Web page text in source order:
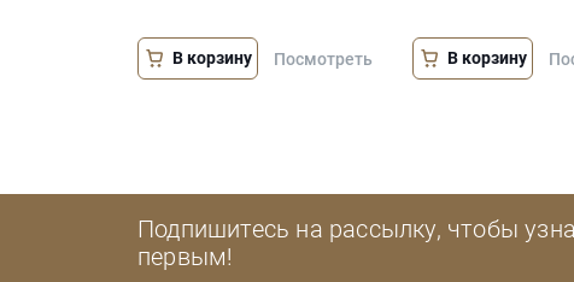
В корзину Посмотреть В корзину
Подпишитесь на рассылку, чтобы
первым!